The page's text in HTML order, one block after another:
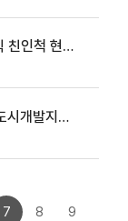
2020년 2분기 및 3분기 채용직원 공사 재직 친인척 현황 공개
[최종합격자발표] 2020년 한국해외인프라도시개발지원공사 직원(경력/신입) 채용
7 8 9